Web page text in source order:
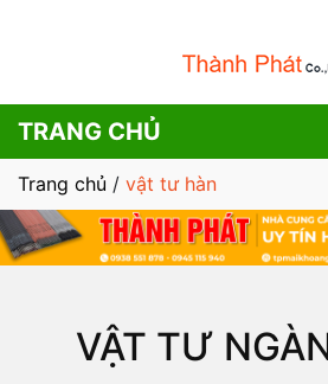
TRANG CHỦ
Trang chủ / vật tư hàn
VẬT TƯ